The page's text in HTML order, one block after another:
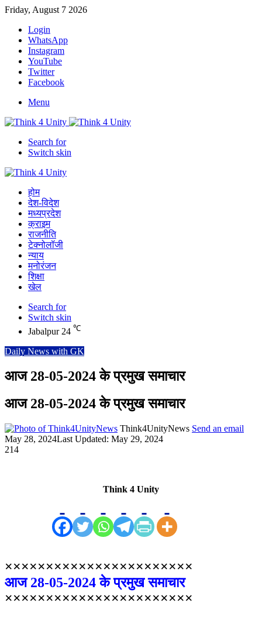
Friday, August 7 2026
Login
WhatsApp
Instagram
YouTube
Twitter
Facebook
Menu
Search for
Switch skin
होम
देश-विदेश
मध्यप्रदेश
क्राइम
राजनीति
टेक्नोलॉजी
न्याय
मनोरंजन
शिक्षा
खेल
Search for
Switch skin
Jabalpur 24 ℃
Daily News with GK
आज 28-05-2024 के प्रमुख समाचार
आज 28-05-2024 के प्रमुख समाचार
Think4UnityNews Send an email
May 28, 2024Last Updated: May 29, 2024
214
Think 4 Unity
×××××××××××××××××××××××
आज 28-05-2024 के प्रमुख समाचार
×××××××××××××××××××××××